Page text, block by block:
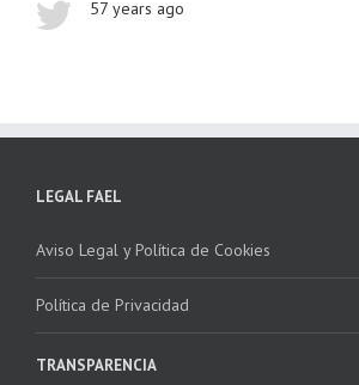
57 years ago
LEGAL FAEL
Aviso Legal y Política de Cookies
Política de Privacidad
TRANSPARENCIA